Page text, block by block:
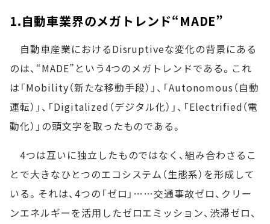
1.自動車業界のメガトレンド“MADE”
自動車産業におけるDisruptiveな変化の背景にある
のは、“MADE”という4つのメガトレンドである。これ
は「Mobility（新たな移動手段）」、「Autonomous（自動
運転）」、「Digitalized（デジタル化）」、「Electrified（電
動化）」の頭文字を取ったものである。
4つは互いに独立したものではなく、組み合わさるこ
とで大きなひとつのエコシステム（生態系）を形成して
いる。それは、4つの「ゼロ」……交通事故ゼロ、クリー
ンエネルギーを活用したゼロエミッション、渋滞ゼロ、